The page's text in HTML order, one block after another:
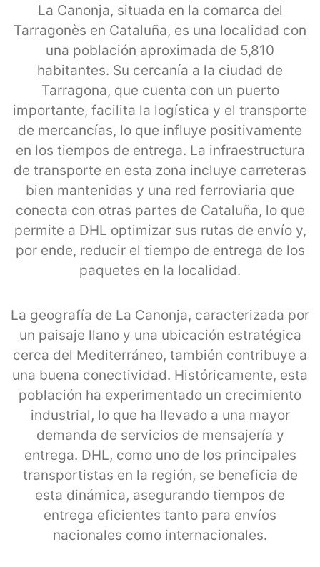
La Canonja, situada en la comarca del
Tarragonès en Cataluña, es una localidad con
una población aproximada de 5,810
habitantes. Su cercanía a la ciudad de
Tarragona, que cuenta con un puerto
importante, facilita la logística y el transporte
de mercancías, lo que influye positivamente
en los tiempos de entrega. La infraestructura
de transporte en esta zona incluye carreteras
bien mantenidas y una red ferroviaria que
conecta con otras partes de Cataluña, lo que
permite a DHL optimizar sus rutas de envío y,
por ende, reducir el tiempo de entrega de los
paquetes en la localidad.
La geografía de La Canonja, caracterizada por
un paisaje llano y una ubicación estratégica
cerca del Mediterráneo, también contribuye a
una buena conectividad. Históricamente, esta
población ha experimentado un crecimiento
industrial, lo que ha llevado a una mayor
demanda de servicios de mensajería y
entrega. DHL, como uno de los principales
transportistas en la región, se beneficia de
esta dinámica, asegurando tiempos de
entrega eficientes tanto para envíos
nacionales como internacionales.